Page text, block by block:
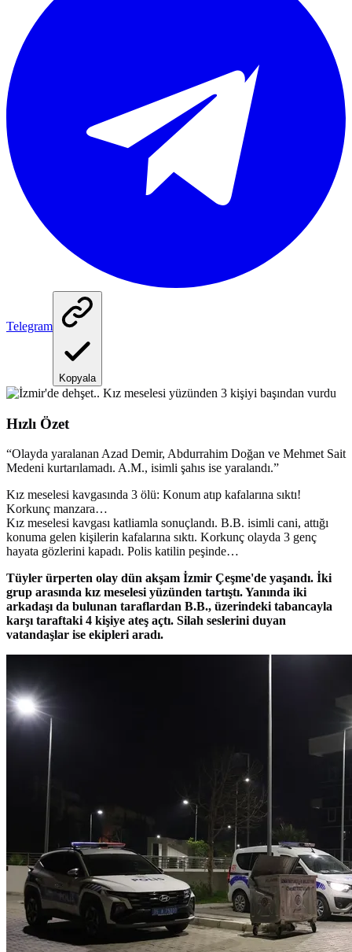
Telegram
Kopyala
Hızlı Özet
“Olayda yaralanan Azad Demir, Abdurrahim Doğan ve Mehmet Sait
Medeni kurtarılamadı. A.M., isimli şahıs ise yaralandı.”
Kız meselesi kavgasında 3 ölü: Konum atıp kafalarına sıktı!
Korkunç manzara…
Kız meselesi kavgası katliamla sonuçlandı. B.B. isimli cani, attığı
konuma gelen kişilerin kafalarına sıktı. Korkunç olayda 3 genç
hayata gözlerini kapadı. Polis katilin peşinde…
Tüyler ürperten olay dün akşam İzmir Çeşme'de yaşandı. İki
grup arasında kız meselesi yüzünden tartıştı. Yanında iki
arkadaşı da bulunan taraflardan B.B., üzerindeki tabancayla
karşı taraftaki 4 kişiye ateş açtı. Silah seslerini duyan
vatandaşlar ise ekipleri aradı.